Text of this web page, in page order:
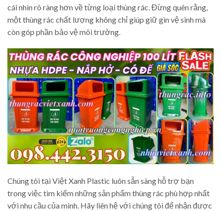
cái nhìn rõ ràng hơn về từng loại thùng rác. Đừng quên rằng,
một thùng rác chất lượng không chỉ giúp giữ gìn vệ sinh mà
còn góp phần bảo vệ môi trường.
Chúng tôi tại Việt Xanh Plastic luôn sẵn sàng hỗ trợ bạn
trong việc tìm kiếm những sản phẩm thùng rác phù hợp nhất
với nhu cầu của mình. Hãy liên hệ với chúng tôi để nhận được